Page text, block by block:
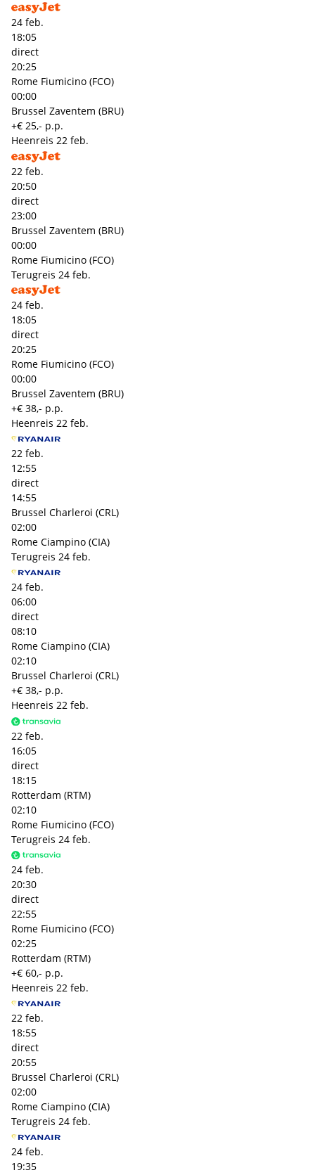
24 feb.
18:05
direct
20:25
Rome Fiumicino (FCO)
00:00
Brussel Zaventem (BRU)
+€ 25,- p.p.
Heenreis 22 feb.
22 feb.
20:50
direct
23:00
Brussel Zaventem (BRU)
00:00
Rome Fiumicino (FCO)
Terugreis 24 feb.
24 feb.
18:05
direct
20:25
Rome Fiumicino (FCO)
00:00
Brussel Zaventem (BRU)
+€ 38,- p.p.
Heenreis 22 feb.
22 feb.
12:55
direct
14:55
Brussel Charleroi (CRL)
02:00
Rome Ciampino (CIA)
Terugreis 24 feb.
24 feb.
06:00
direct
08:10
Rome Ciampino (CIA)
02:10
Brussel Charleroi (CRL)
+€ 38,- p.p.
Heenreis 22 feb.
22 feb.
16:05
direct
18:15
Rotterdam (RTM)
02:10
Rome Fiumicino (FCO)
Terugreis 24 feb.
24 feb.
20:30
direct
22:55
Rome Fiumicino (FCO)
02:25
Rotterdam (RTM)
+€ 60,- p.p.
Heenreis 22 feb.
22 feb.
18:55
direct
20:55
Brussel Charleroi (CRL)
02:00
Rome Ciampino (CIA)
Terugreis 24 feb.
24 feb.
19:35